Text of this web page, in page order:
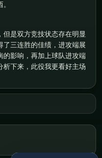
但是双方竞技状态存在明显
了三连胜的佳绩，进攻端展
的影响，再加上球队进攻端
析下来，此役我更看好主场